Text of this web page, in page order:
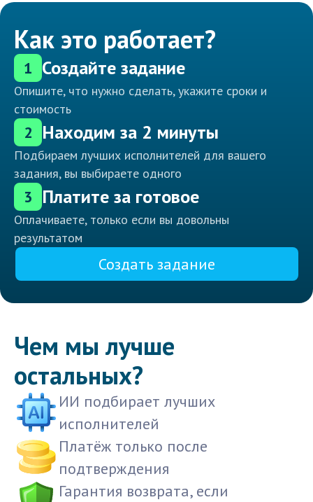
Как это работает?
1 Создайте задание
Опишите, что нужно сделать, укажите сроки и
стоимость
2 Находим за 2 минуты
Подбираем лучших исполнителей для вашего
задания, вы выбираете одного
3 Платите за готовое
Оплачиваете, только если вы довольны
результатом
Создать задание
Чем мы лучше
остальных?
ИИ подбирает лучших
исполнителей
Платёж только после
подтверждения
Гарантия возврата, если